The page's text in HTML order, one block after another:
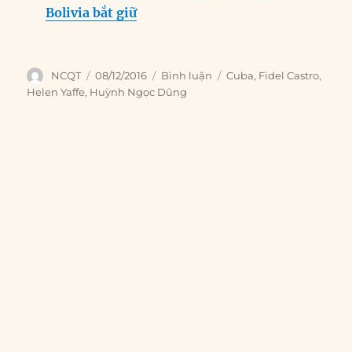
Bolivia bắt giữ
Author
NCQT
Posted
on
08/12/2016 Categories
Bình luận Tags
Cuba, Fidel Castro,
Helen Yaffe, Huỳnh Ngọc Dũng